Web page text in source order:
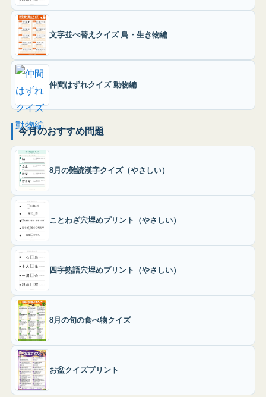
文字並べ替えクイズ 鳥・生き物編
仲間はずれクイズ 動物編
今月のおすすめ問題
8月の難読漢字クイズ（やさしい）
ことわざ穴埋めプリント（やさしい）
四字熟語穴埋めプリント（やさしい）
8月の旬の食べ物クイズ
お盆クイズプリント